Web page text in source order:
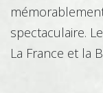
spectaculaire.
La France et la